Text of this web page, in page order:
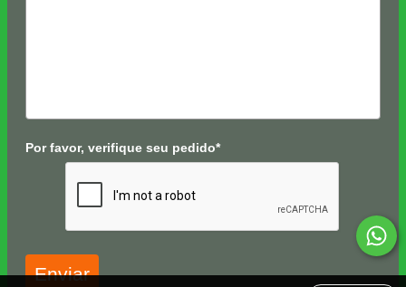
Por favor, verifique seu pedido*
Enviar